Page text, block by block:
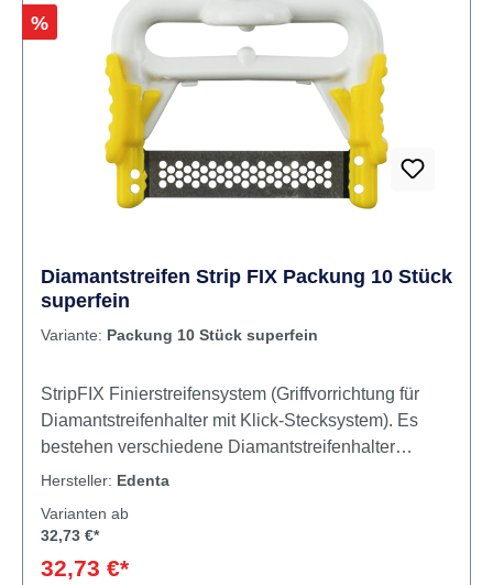
entsprechend der Farbkodierung; gelb für superfeine
Körnung, rot für feine Körnung und blau für mittlere
Körnung. Die rostfreien Streifen sind autoklavierbar
und wieder verwendbar. Inhalt 5 Streifen
Rabatt
%
Diamantstreifen Strip FIX Packung 10 Stück
superfein
Variante: Packung 10 Stück superfein
StripFIX Finierstreifensystem (Griffvorrichtung für
Diamantstreifenhalter mit Klick-Stecksystem). Es
bestehen verschiedene Diamantstreifenhalter
welche nur zwischen die Finger geklemmt werden
bedingt durch die Platzverhältnisse. Mit dem neu
Arbeiten mit Diamantstreifen einfacher und
Hersteller: Edenta
Varianten ab
32,73 €*
32,73 €*